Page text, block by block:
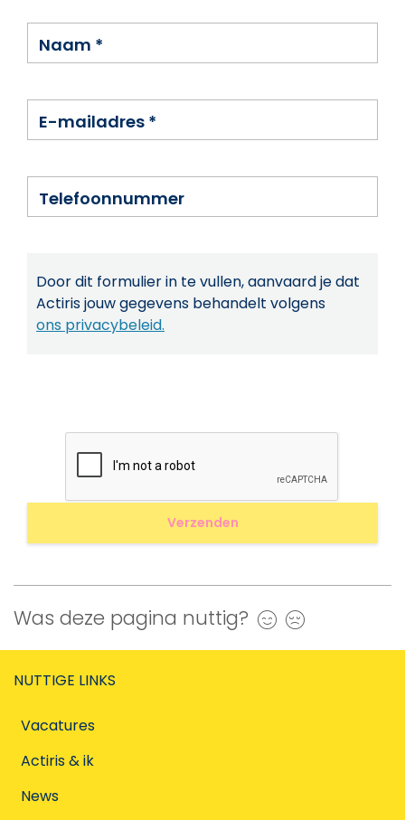
Naam *
E-mailadres *
Telefoonnummer
Door dit formulier in te vullen, aanvaard je dat
Actiris jouw gegevens behandelt volgens
ons privacybeleid.
Was deze pagina nuttig? Ja
NUTTIGE LINKS
Vacatures
Actiris & ik
News